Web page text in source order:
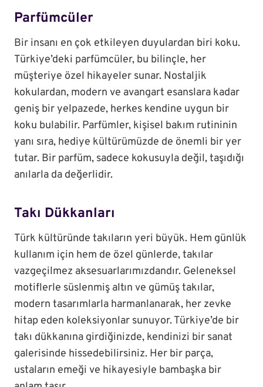
Parfümcüler
Bir insanı en çok etkileyen duyulardan biri koku.
Türkiye’deki parfümcüler, bu bilinçle, her
müşteriye özel hikayeler sunar. Nostaljik
kokulardan, modern ve avangart esanslara kadar
geniş bir yelpazede, herkes kendine uygun bir
koku bulabilir. Parfümler, kişisel bakım rutininin
yanı sıra, hediye kültürümüzde de önemli bir yer
tutar. Bir parfüm, sadece kokusuyla değil, taşıdığı
anılarla da değerlidir.
Takı Dükkanları
Türk kültüründe takıların yeri büyük. Hem günlük
kullanım için hem de özel günlerde, takılar
vazgeçilmez aksesuarlarımızdandır. Geleneksel
motiflerle süslenmiş altın ve gümüş takılar,
modern tasarımlarla harmanlanarak, her zevke
hitap eden koleksiyonlar sunuyor. Türkiye’de bir
takı dükkanına girdiğinizde, kendinizi bir sanat
galerisinde hissedebilirsiniz. Her bir parça,
ustaların emeği ve hikayesiyle bambaşka bir